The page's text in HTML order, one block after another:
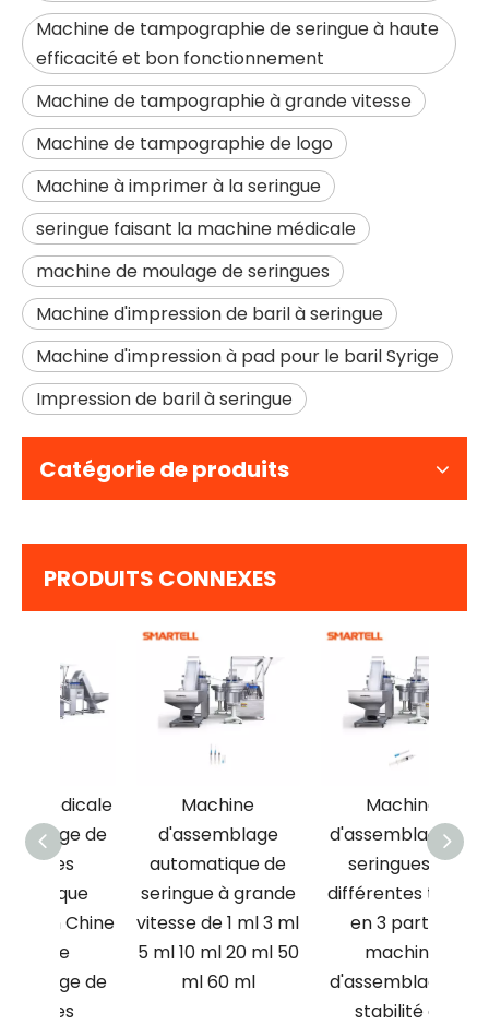
Machine de tampographie de seringue à haute
efficacité et bon fonctionnement
Machine de tampographie à grande vitesse
Machine de tampographie de logo
Machine à imprimer à la seringue
seringue faisant la machine médicale
machine de moulage de seringues
Machine d'impression de baril à seringue
Machine d'impression à pad pour le baril Syrige
Impression de baril à seringue
Catégorie de produits
PRODUITS CONNEXES
de
Machine
d'assemblage
automatique de
seringue à grande
vitesse de 1 ml 3 ml
5 ml 10 ml 20 ml 50
ml 60 ml
Machine
d'assemblage de
seringues de
différentes tailles
en 3 parties,
machine
d'assemblage de
stabilité de